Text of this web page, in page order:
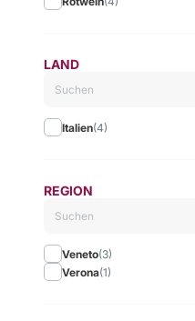
LAND
Italien(4)
REGION
Veneto(3)
Verona(1)